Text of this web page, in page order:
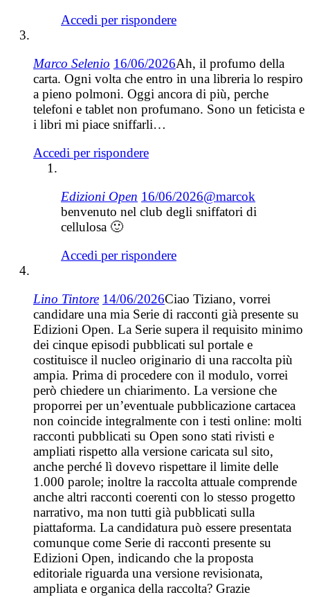
Accedi per rispondere
Marco Selenio 16/06/2026Ah, il profumo della
carta. Ogni volta che entro in una libreria lo respiro
a pieno polmoni. Oggi ancora di più, perche
telefoni e tablet non profumano. Sono un feticista e
i libri mi piace sniffarli…
Accedi per rispondere
Edizioni Open 16/06/2026@marcok
benvenuto nel club degli sniffatori di
cellulosa 🙂
Accedi per rispondere
Lino Tintore 14/06/2026Ciao Tiziano, vorrei
candidare una mia Serie di racconti già presente su
Edizioni Open. La Serie supera il requisito minimo
dei cinque episodi pubblicati sul portale e
costituisce il nucleo originario di una raccolta più
ampia. Prima di procedere con il modulo, vorrei
però chiedere un chiarimento. La versione che
proporrei per un’eventuale pubblicazione cartacea
non coincide integralmente con i testi online: molti
racconti pubblicati su Open sono stati rivisti e
ampliati rispetto alla versione caricata sul sito,
anche perché lì dovevo rispettare il limite delle
1.000 parole; inoltre la raccolta attuale comprende
anche altri racconti coerenti con lo stesso progetto
narrativo, ma non tutti già pubblicati sulla
piattaforma. La candidatura può essere presentata
comunque come Serie di racconti presente su
Edizioni Open, indicando che la proposta
editoriale riguarda una versione revisionata,
ampliata e organica della raccolta? Grazie